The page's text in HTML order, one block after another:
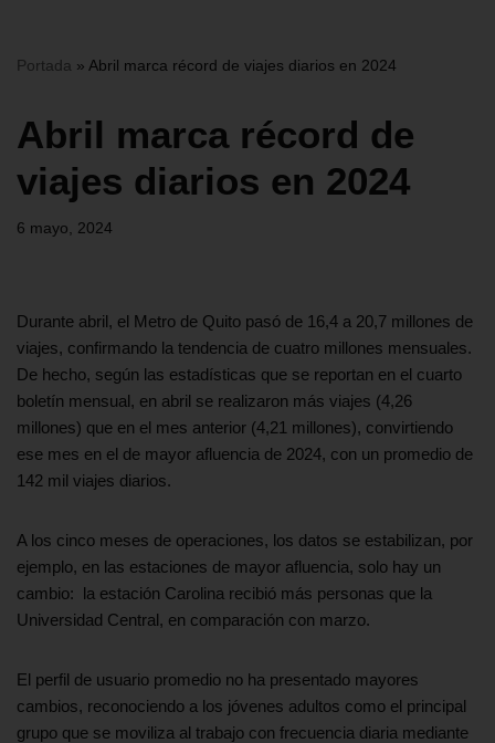
Portada » Abril marca récord de viajes diarios en 2024
Abril marca récord de
viajes diarios en 2024
6 mayo, 2024
Durante abril, el Metro de Quito pasó de 16,4 a 20,7 millones de
viajes, confirmando la tendencia de cuatro millones mensuales.
De hecho, según las estadísticas que se reportan en el cuarto
boletín mensual, en abril se realizaron más viajes (4,26
millones) que en el mes anterior (4,21 millones), convirtiendo
ese mes en el de mayor afluencia de 2024, con un promedio de
142 mil viajes diarios.
A los cinco meses de operaciones, los datos se estabilizan, por
ejemplo, en las estaciones de mayor afluencia, solo hay un
cambio: la estación Carolina recibió más personas que la
Universidad Central, en comparación con marzo.
El perfil de usuario promedio no ha presentado mayores
cambios, reconociendo a los jóvenes adultos como el principal
grupo que se moviliza al trabajo con frecuencia diaria mediante